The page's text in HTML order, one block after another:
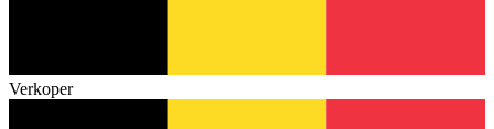
Verkoper